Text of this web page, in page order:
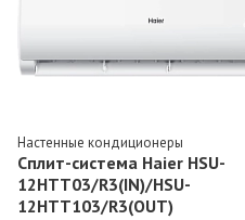
Настенные кондиционеры
Сплит-система Haier HSU-
12HTT03/R3(IN)/HSU-
12HTT103/R3(OUT)